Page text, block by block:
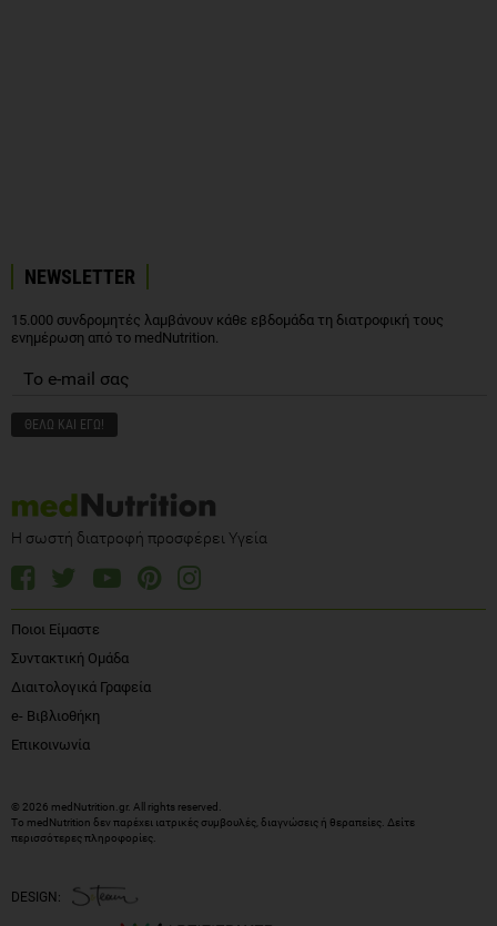
NEWSLETTER
15.000 συνδρομητές λαμβάνουν κάθε εβδομάδα τη διατροφική τους
ενημέρωση από το medNutrition.
Η σωστή διατροφή προσφέρει Υγεία
Ποιοι Είμαστε
Συντακτική Ομάδα
Διαιτολογικά Γραφεία
e- Βιβλιοθήκη
Επικοινωνία
© 2026 medNutrition.gr. All rights reserved.
Το medNutrition δεν παρέχει ιατρικές συμβουλές, διαγνώσεις ή θεραπείες. Δείτε
περισσότερες πληροφορίες
DESIGN: